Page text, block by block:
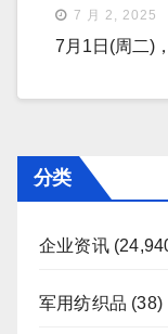
7 月 2, 2025
7月1日(周二)
分类
企业资讯
军用纺织品 (38)